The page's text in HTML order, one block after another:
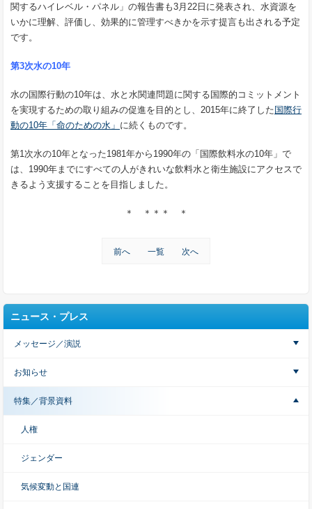
関するハイレベル・パネル」の報告書も3月22日に発表され、水資源を
いかに理解、評価し、効果的に管理すべきかを示す提言も出される予定
です。
第3次水の10年
水の国際行動の10年は、水と水関連問題に関する国際的コミットメント
を実現するための取り組みの促進を目的とし、2015年に終了した国際行
動の10年「命のための水」 に続くものです。
第1次水の10年となった1981年から1990年の「国際飲料水の10年」で
は、1990年までにすべての人がきれいな飲料水と衛生施設にアクセスで
きるよう支援することを目指しました。
＊ ＊＊＊ ＊
前へ 一覧 次へ
ニュース・プレス
メッセージ／演説
お知らせ
特集／背景資料
人権
ジェンダー
気候変動と国連